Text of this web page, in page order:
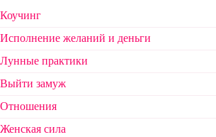
Коучинг
Исполнение желаний и деньги
Лунные практики
Выйти замуж
Отношения
Женская сила